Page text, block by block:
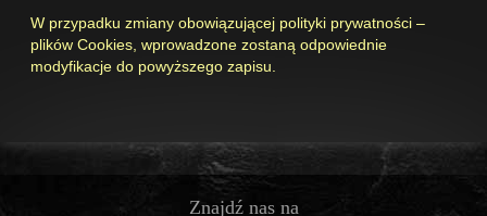
W przypadku zmiany obowiązującej polityki prywatności –
plików Cookies, wprowadzone zostaną odpowiednie
modyfikacje do powyższego zapisu.
Znajdź nas na